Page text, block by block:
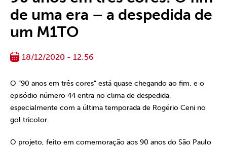
de uma era – a despedida de
um M1TO
18/12/2020 - 12:56
O “90 anos em três cores” está quase chegando ao fim, e o
episódio número 44 entra no clima de despedida,
especialmente com a última temporada de Rogério Ceni no
gol tricolor.
O projeto, feito em comemoração aos 90 anos do São Paulo